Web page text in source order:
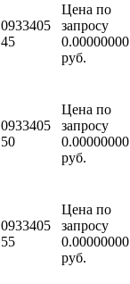
0933405
45
Цена по
запросу
0.00000000
руб.
0933405
50
Цена по
запросу
0.00000000
руб.
0933405
55
Цена по
запросу
0.00000000
руб.